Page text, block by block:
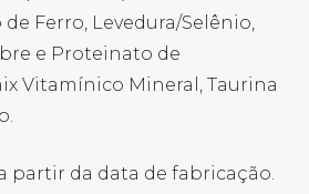
Ferro, Levedura/Selênio,
e Proteinato de
Vitamínico Mineral, Taurina
partir da data de fabricação.